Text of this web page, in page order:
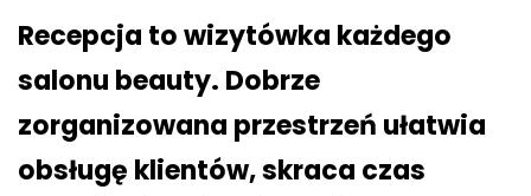
Recepcja to wizytówka każdego
salonu beauty. Dobrze
zorganizowana przestrzeń ułatwia
obsługę klientów, skraca czas